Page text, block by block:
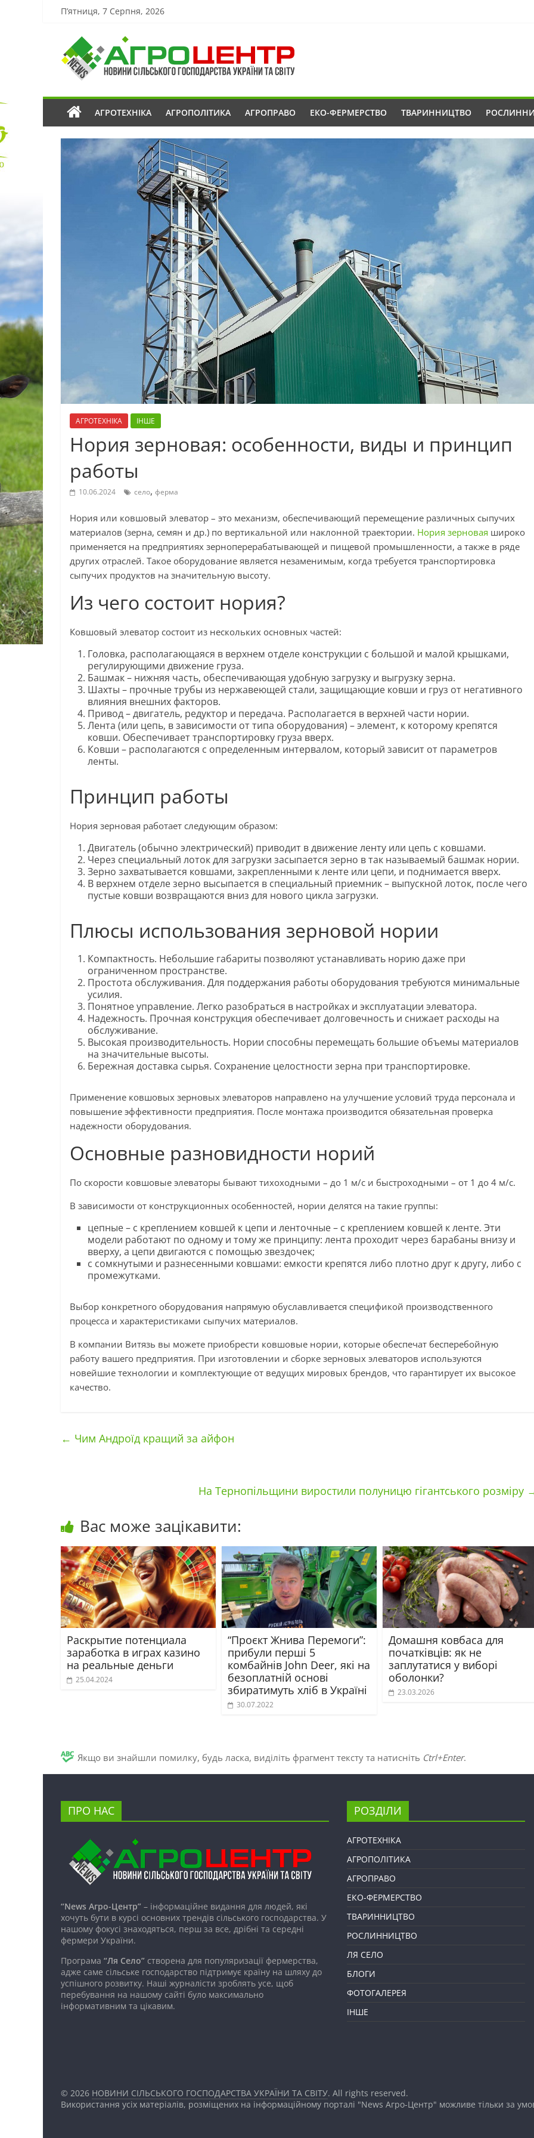
П’ятниця, 7 Серпня, 2026
АГРОТЕХНІКА АГРОПОЛІТИКА АГРОПРАВО ЕКО-ФЕРМЕРСТВО ТВАРИННИЦТВО
АГРОТЕХНІКА ІНШЕ
Нория зерновая: особенности, виды и принцип
работы
10.06.2024 село, ферма
Нория или ковшовый элеватор – это механизм, обеспечивающий перемещение различных сыпучих
материалов (зерна, семян и др.) по вертикальной или наклонной траектории. Нория зерновая широко
применяется на предприятиях зерноперерабатывающей и пищевой промышленности, а также в ряде
других отраслей. Такое оборудование является незаменимым, когда требуется транспортировка
сыпучих продуктов на значительную высоту.
Из чего состоит нория?
Ковшовый элеватор состоит из нескольких основных частей:
Головка, располагающаяся в верхнем отделе конструкции с большой и малой крышками,
регулирующими движение груза.
Башмак – нижняя часть, обеспечивающая удобную загрузку и выгрузку зерна.
Шахты – прочные трубы из нержавеющей стали, защищающие ковши и груз от негативного
влияния внешних факторов.
Привод – двигатель, редуктор и передача. Располагается в верхней части нории.
Лента (или цепь, в зависимости от типа оборудования) – элемент, к которому крепятся
ковши. Обеспечивает транспортировку груза вверх.
Ковши – располагаются с определенным интервалом, который зависит от параметров
ленты.
Принцип работы
Нория зерновая работает следующим образом:
Двигатель (обычно электрический) приводит в движение ленту или цепь с ковшами.
Через специальный лоток для загрузки засыпается зерно в так называемый башмак нории.
Зерно захватывается ковшами, закрепленными к ленте или цепи, и поднимается вверх.
В верхнем отделе зерно высыпается в специальный приемник – выпускной лоток, после чего
пустые ковши возвращаются вниз для нового цикла загрузки.
Плюсы использования зерновой нории
Компактность. Небольшие габариты позволяют устанавливать норию даже при
ограниченном пространстве.
Простота обслуживания. Для поддержания работы оборудования требуются минимальные
усилия.
Понятное управление. Легко разобраться в настройках и эксплуатации элеватора.
Надежность. Прочная конструкция обеспечивает долговечность и снижает расходы на
обслуживание.
Высокая производительность. Нории способны перемещать большие объемы материалов
на значительные высоты.
Бережная доставка сырья. Сохранение целостности зерна при транспортировке.
Применение ковшовых зерновых элеваторов направлено на улучшение условий труда персонала и
повышение эффективности предприятия. После монтажа производится обязательная проверка
надежности оборудования.
Основные разновидности норий
По скорости ковшовые элеваторы бывают тихоходными – до 1 м/с и быстроходными – от 1 до 4 м/с.
В зависимости от конструкционных особенностей, нории делятся на такие группы:
цепные – с креплением ковшей к цепи и ленточные – с креплением ковшей к ленте. Эти
модели работают по одному и тому же принципу: лента проходит через барабаны внизу и
вверху, а цепи двигаются с помощью звездочек;
с сомкнутыми и разнесенными ковшами: емкости крепятся либо плотно друг к другу, либо с
промежутками.
Выбор конкретного оборудования напрямую обуславливается спецификой производственного
процесса и характеристиками сыпучих материалов.
В компании Витязь вы можете приобрести ковшовые нории, которые обеспечат бесперебойную
работу вашего предприятия. При изготовлении и сборке зерновых элеваторов используются
новейшие технологии и комплектующие от ведущих мировых брендов, что гарантирует их высокое
качество.
← Чим Андроїд кращий за айфон
На Тернопільщини виростили полуницю гігантського розміру
Вас може зацікавити:
Раскрытие потенциала
заработка в играх казино
на реальные деньги
25.04.2024
“Проєкт Жнива Перемоги”:
прибули перші 5
комбайнів John Deer, які на
безоплатній основі
збиратимуть хліб в Україні
30.07.2022
Домашня ковбаса для
початківців: як не
заплутатися у виборі
оболонки?
23.03.2026
Якщо ви знайшли помилку, будь ласка, виділіть фрагмент тексту та натисніть Ctrl+Enter.
ПРО НАС
“News Агро-Центр” – інформаційне видання для людей, які
хочуть бути в курсі основних трендів сільського господарства. У
нашому фокусі знаходяться, перш за все, дрібні та середні
фермери України.
Програма “Ля Село” створена для популяризації фермерства,
адже саме сільське господарство підтримує країну на шляху до
успішного розвитку. Наші журналісти зроблять усе, щоб
перебування на нашому сайті було максимально
інформативним та цікавим.
РОЗДІЛИ
АГРОТЕХНІКА
АГРОПОЛІТИКА
АГРОПРАВО
ЕКО-ФЕРМЕРСТВО
ТВАРИННИЦТВО
РОСЛИННИЦТВО
ЛЯ СЕЛО
БЛОГИ
ФОТОГАЛЕРЕЯ
ІНШЕ
© 2026 НОВИНИ СІЛЬСЬКОГО ГОСПОДАРСТВА УКРАЇНИ ТА СВІТУ. All rights reserved.
Використання усіх матеріалів, розміщених на інформаційному порталі "News Агро-Центр" можливе тільки за